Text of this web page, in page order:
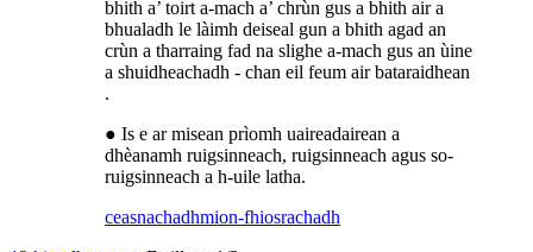
bhith a’ toirt a-mach a’ chrùn gus a bhith air a
bhualadh le làimh deiseal gun a bhith agad an
crùn a tharraing fad na slighe a-mach gus an ùine
a shuidheachadh - chan eil feum air bataraidhean
.
● Is e ar misean prìomh uaireadairean a
dhèanamh ruigsinneach, ruigsinneach agus so-
ruigsinneach a h-uile latha.
ceasnachadhmion-fhiosrachadh